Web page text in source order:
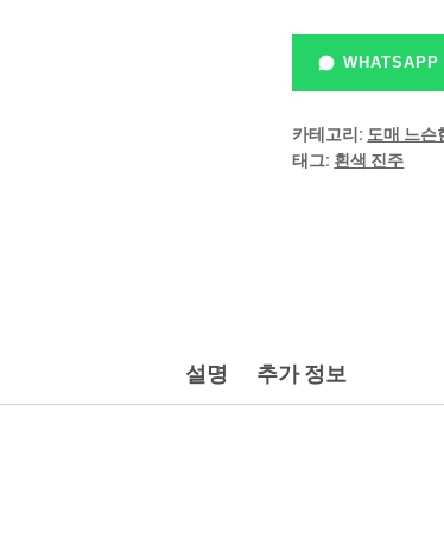
WHATSAPP
카테고리: 도매 느슨
태그: 흰색 진주
설명 추가 정보